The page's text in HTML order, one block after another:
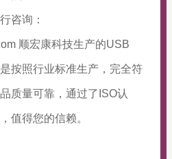
咨询：
顺宏康科技生产的USB
按照行业标准生产，完全符
质量可靠，通过了ISO认
值得您的信赖。